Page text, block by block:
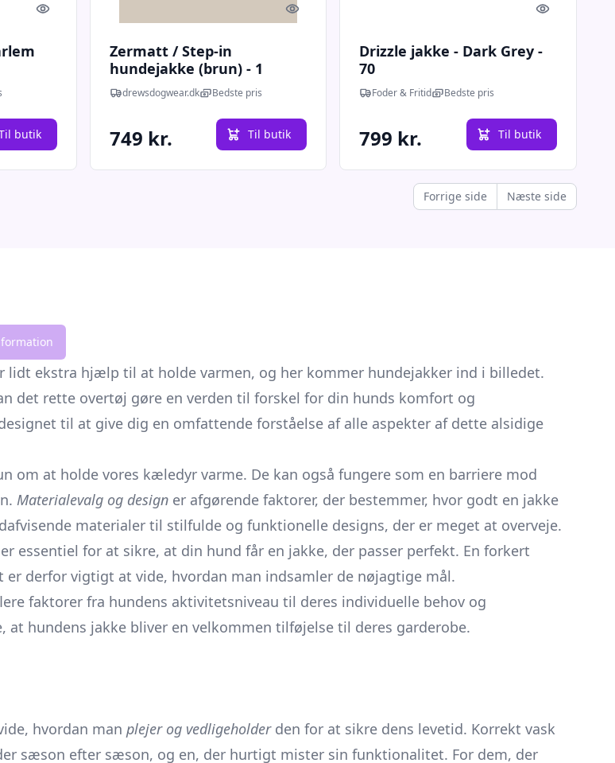
Quick look
butik
Quick look
Zermatt / Step-in
hundejakke (brun) - 1
drewsdogwear.dk Bedste pris
749 kr. Til butik
Quick look
Drizzle jakke - Dark Grey -
70
Foder & Fritid Bedste pris
799 kr. Til butik
Forrige side Næste side
lidt ekstra hjælp til at holde varmen, og her kommer hundejakker ind i billedet.
det rette overtøj gøre en verden til forskel for din hunds komfort og
til at give dig en omfattende forståelse af alle aspekter af dette alsidige
om at holde vores kæledyr varme. De kan også fungere som en barriere mod
Materialevalg og design er afgørende faktorer, der bestemmer, hvor godt en jakke
materialer til stilfulde og funktionelle designs, der er meget at overveje.
essentiel for at sikre, at din hund får en jakke, der passer perfekt. En forkert
derfor vigtigt at vide, hvordan man indsamler de nøjagtige mål.
faktorer fra hundens aktivitetsniveau til deres individuelle behov og
hundens jakke bliver en velkommen tilføjelse til deres garderobe.
hvordan man plejer og vedligeholderden for at sikre dens levetid. Korrekt vask
sæson efter sæson, og en, der hurtigt mister sin funktionalitet. For dem, der